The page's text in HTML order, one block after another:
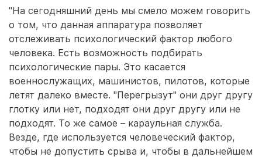
"На сегодняшний день мы смело можем говорить
о том, что данная аппаратура позволяет
отслеживать психологический фактор любого
человека. Есть возможность подбирать
психологические пары. Это касается
военнослужащих, машинистов, пилотов, которые
летят далеко вместе. "Перегрызут" они друг другу
глотку или нет, подходят они друг другу или не
подходят. То же самое – караульная служба.
Везде, где используется человеческий фактор,
чтобы не допустить срыва и, чтобы в дальнейшем